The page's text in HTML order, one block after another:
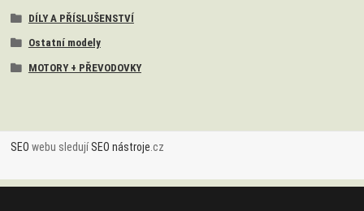
DÍLY A PŘÍSLUŠENSTVÍ
Ostatní modely
MOTORY + PŘEVODOVKY
SEO webu sledujíSEO nástroje .cz